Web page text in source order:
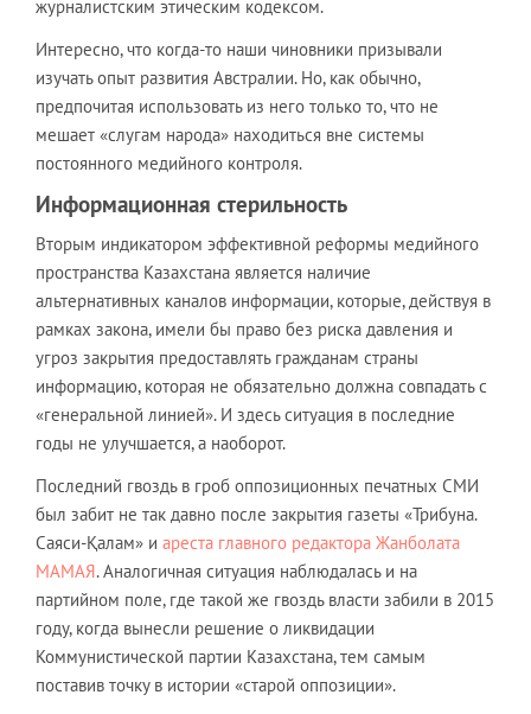
журналистским этическим кодексом.
Интересно, что когда-то наши чиновники призывали
изучать опыт развития Австралии. Но, как обычно,
предпочитая использовать из него только то, что не
мешает «слугам народа» находиться вне системы
постоянного медийного контроля.
Информационная стерильность
Вторым индикатором эффективной реформы медийного
пространства Казахстана является наличие
альтернативных каналов информации, которые, действуя в
рамках закона, имели бы право без риска давления и
угроз закрытия предоставлять гражданам страны
информацию, которая не обязательно должна совпадать с
«генеральной линией». И здесь ситуация в последние
годы не улучшается, а наоборот.
Последний гвоздь в гроб оппозиционных печатных СМИ
был забит не так давно после закрытия газеты «Трибуна.
Саяси-Қалам» и ареста главного редактора Жанболата
МАМАЯ. Аналогичная ситуация наблюдалась и на
партийном поле, где такой же гвоздь власти забили в 2015
году, когда вынесли решение о ликвидации
Коммунистической партии Казахстана, тем самым
поставив точку в истории «старой оппозиции».